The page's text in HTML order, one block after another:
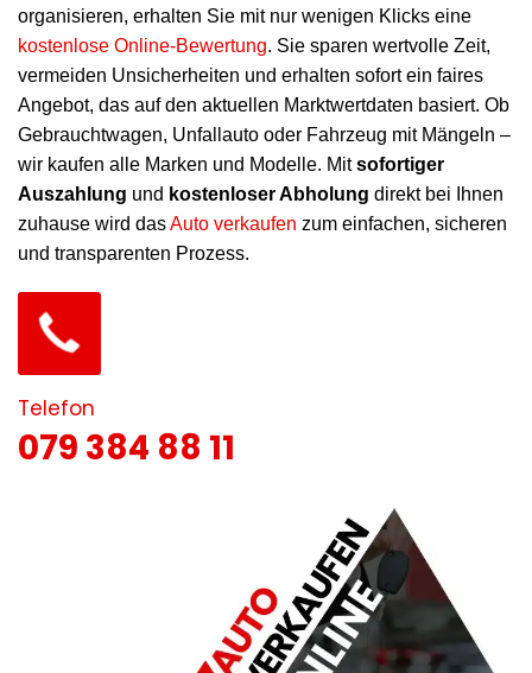
organisieren, erhalten Sie mit nur wenigen Klicks eine
kostenlose Online-Bewertung. Sie sparen wertvolle Zeit,
vermeiden Unsicherheiten und erhalten sofort ein faires
Angebot, das auf den aktuellen Marktwertdaten basiert. Ob
Gebrauchtwagen, Unfallauto oder Fahrzeug mit Mängeln –
wir kaufen alle Marken und Modelle. Mitsofortiger
Auszahlung und kostenloser Abholung direkt bei Ihnen
zuhause wird dasAuto verkaufen zum einfachen, sicheren
und transparenten Prozess.
Telefon
079 384 88 11